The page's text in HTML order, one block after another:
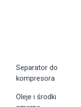
Separator do
kompresora
Oleje i środki